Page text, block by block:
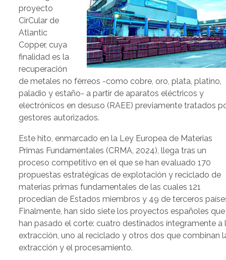
proyecto
CirCular de
Atlantic
Copper, cuya
finalidad es la
recuperación
de metales no férreos -como cobre, oro, plata, platino,
paladio y estaño- a partir de aparatos eléctricos y
electrónicos en desuso (RAEE) previamente tratados
gestores autorizados.
Este hito, enmarcado en la Ley Europea de Materias
Primas Fundamentales (CRMA, 2024), llega tras un
proceso competitivo en el que se han evaluado 170
propuestas estratégicas de explotación y reciclado de
materias primas fundamentales de las cuales 121
procedían de Estados miembros y 49 de terceros
Finalmente, han sido siete los proyectos españoles que
han pasado el corte: cuatro destinados íntegramente a
extracción, uno al reciclado y otros dos que combinan
extracción y el procesamiento.